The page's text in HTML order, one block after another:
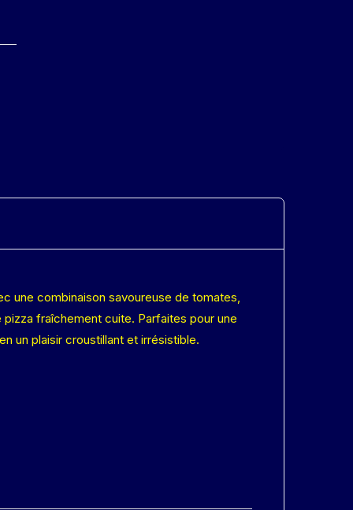
une combinaison savoureuse de tomates,
fraîchement cuite. Parfaites pour une
un plaisir croustillant et irrésistible.